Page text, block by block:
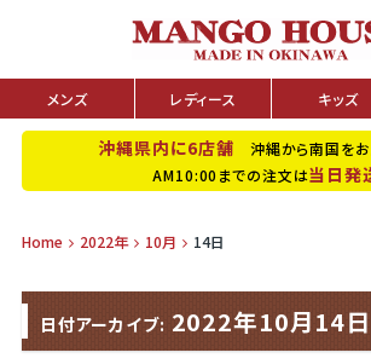
メンズ レディース キッズ
沖縄県内に6店舗 沖縄から南国を
AM10:00までの注文は当日発
Home 2022年 10月 14日
日付アーカイブ: 2022年10月14日